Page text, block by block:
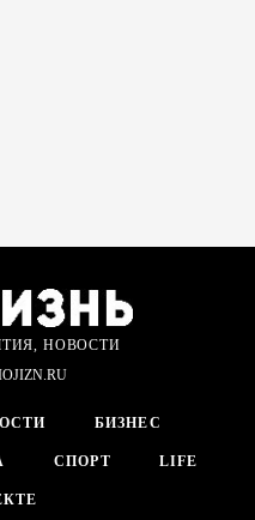
НОВОСТИ
БИЗНЕС
СПОРТ LIFE